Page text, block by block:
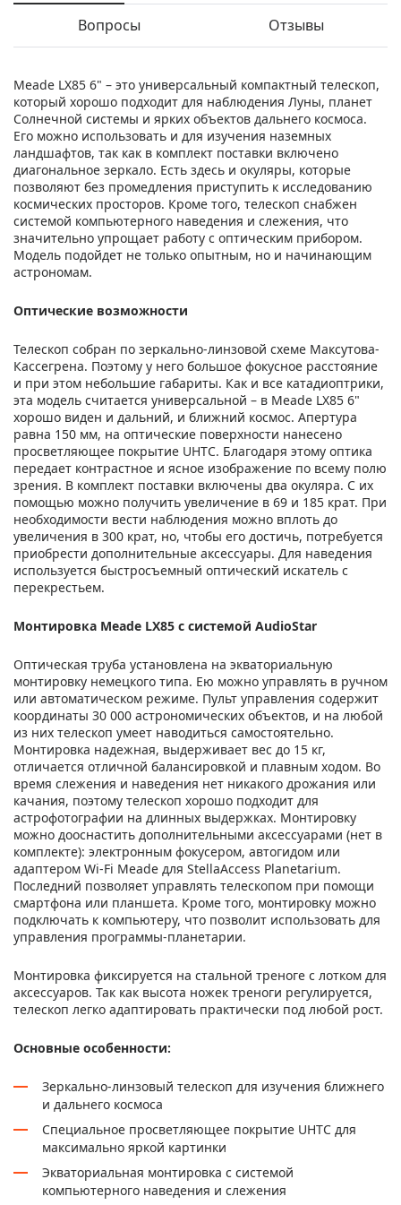
Вопросы Отзывы
Meade LX85 6" – это универсальный компактный телескоп,
который хорошо подходит для наблюдения Луны, планет
Солнечной системы и ярких объектов дальнего космоса.
Его можно использовать и для изучения наземных
ландшафтов, так как в комплект поставки включено
диагональное зеркало. Есть здесь и окуляры, которые
позволяют без промедления приступить к исследованию
космических просторов. Кроме того, телескоп снабжен
системой компьютерного наведения и слежения, что
значительно упрощает работу с оптическим прибором.
Модель подойдет не только опытным, но и начинающим
астрономам.
Оптические возможности
Телескоп собран по зеркально-линзовой схеме Максутова-
Кассегрена. Поэтому у него большое фокусное расстояние
и при этом небольшие габариты. Как и все катадиоптрики,
эта модель считается универсальной – в Meade LX85 6"
хорошо виден и дальний, и ближний космос. Апертура
равна 150 мм, на оптические поверхности нанесено
просветляющее покрытие UHTC. Благодаря этому оптика
передает контрастное и ясное изображение по всему полю
зрения. В комплект поставки включены два окуляра. С их
помощью можно получить увеличение в 69 и 185 крат. При
необходимости вести наблюдения можно вплоть до
увеличения в 300 крат, но, чтобы его достичь, потребуется
приобрести дополнительные аксессуары. Для наведения
используется быстросъемный оптический искатель с
перекрестьем.
Монтировка Meade LX85 с системой AudioStar
Оптическая труба установлена на экваториальную
монтировку немецкого типа. Ею можно управлять в ручном
или автоматическом режиме. Пульт управления содержит
координаты 30 000 астрономических объектов, и на любой
из них телескоп умеет наводиться самостоятельно.
Монтировка надежная, выдерживает вес до 15 кг,
отличается отличной балансировкой и плавным ходом. Во
время слежения и наведения нет никакого дрожания или
качания, поэтому телескоп хорошо подходит для
астрофотографии на длинных выдержках. Монтировку
можно дооснастить дополнительными аксессуарами (нет в
комплекте): электронным фокусером, автогидом или
адаптером Wi-Fi Meade для StellaAccess Planetarium.
Последний позволяет управлять телескопом при помощи
смартфона или планшета. Кроме того, монтировку можно
подключать к компьютеру, что позволит использовать для
управления программы-планетарии.
Монтировка фиксируется на стальной треноге с лотком для
аксессуаров. Так как высота ножек треноги регулируется,
телескоп легко адаптировать практически под любой рост.
Основные особенности:
Зеркально-линзовый телескоп для изучения ближнего
и дальнего космоса
Специальное просветляющее покрытие UHTC для
максимально яркой картинки
Экваториальная монтировка с системой
компьютерного наведения и слежения